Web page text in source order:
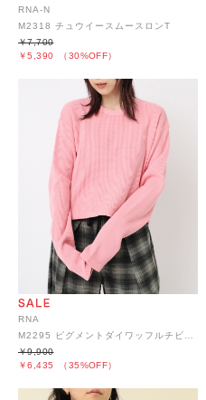
RNA-N
M2318 チュウイースムースロンT
￥5,390 （30%OFF）
￥7,700
RNA
M2295 ピグメントダイワッフルチビロンT
￥6,435 （35%OFF）
￥9,900